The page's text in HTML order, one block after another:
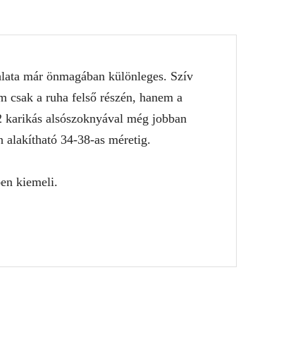
már önmagában különleges. Szív
a ruha felső részén, hanem a
alsószoknyával még jobban
alakítható 34-38-as méretig.
kiemeli.